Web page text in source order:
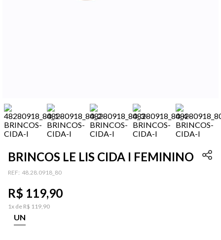
BRINCOS LE LIS CIDA I FEMININO
: 48.28.0918_80
R$ 119,90
1x de R$ 119,90
UN